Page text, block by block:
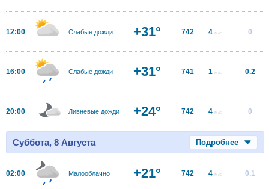
12:00 Слабые дожди +31° 742 4 м/с 0
16:00 Слабые дожди +31° 741 1 м/с 0.2
20:00 Ливневые дожди +24° 742 4 м/с 0
Суббота, 8 Августа Подробнее
02:00 Малооблачно +21° 742 4 м/с 0.1